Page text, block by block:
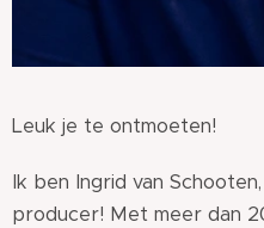
Leuk je te ontmoeten!
Ik ben Ingrid van
producer! Met meer dan